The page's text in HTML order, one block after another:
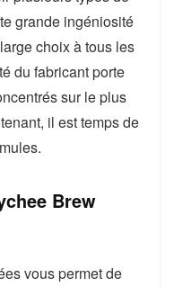
grande ingéniosité
choix à tous les
du fabricant porte
sur le plus
il est temps de
Brew
vous permet de